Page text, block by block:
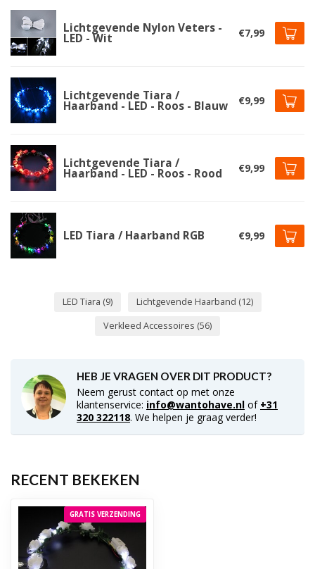
Lichtgevende Nylon Veters -
LED - Wit €7,99
Lichtgevende Tiara /
Haarband - LED - Roos - Blauw €9,99
Lichtgevende Tiara /
Haarband - LED - Roos - Rood €9,99
LED Tiara / Haarband RGB €9,99
LED Tiara (9) Lichtgevende Haarband (12)
Verkleed Accessoires (56)
HEB JE VRAGEN OVER DIT PRODUCT?
Neem gerust contact op met onze
klantenservice: info@wantohave.nl of +31
320 322118. We helpen je graag verder!
RECENT BEKEKEN
GRATIS VERZENDING